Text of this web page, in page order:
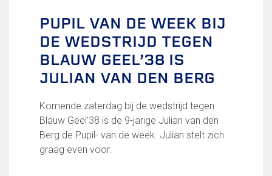
Kledingplan
Merchandise
Contributie
Gevonden voorwerpen
Teams
FC Lisse 2
PUPIL VAN DE WEEK BIJ
DE WEDSTRIJD TEGEN
BLAUW GEEL’38 IS
JULIAN VAN DEN BERG
Komende zaterdag bij de wedstrijd tegen
Blauw Geel’38 is de 9-jarige Julian van den
Berg de Pupil- van de week. Julian stelt zich
graag even voor: